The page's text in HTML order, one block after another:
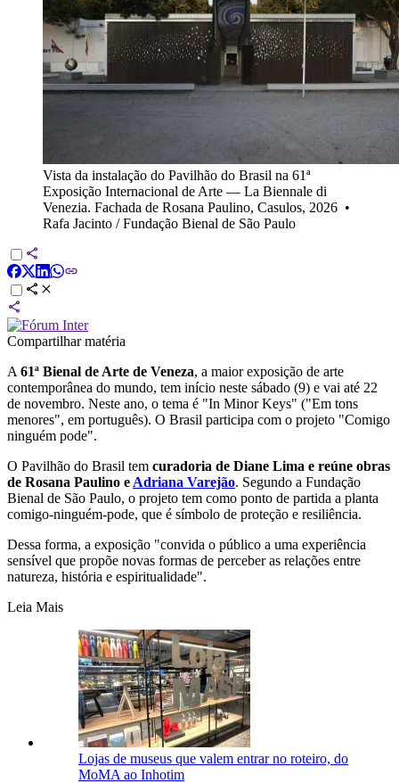
Vista da instalação do Pavilhão do Brasil na 61ª
Exposição Internacional de Arte — La Biennale di
Venezia. Fachada de Rosana Paulino, Casulos, 2026 •
Rafa Jacinto / Fundação Bienal de São Paulo
Compartilhar matéria
A 61ª Bienal de Arte de Veneza, a maior exposição de arte
contemporânea do mundo, tem início neste sábado (9) e vai até 22
de novembro. Neste ano, o tema é "In Minor Keys" ("Em tons
menores", em português). O Brasil participa com o projeto "Comigo
ninguém pode".
O Pavilhão do Brasil tem curadoria de Diane Lima e reúne obras
de Rosana Paulino e Adriana Varejão. Segundo a Fundação
Bienal de São Paulo, o projeto tem como ponto de partida a planta
comigo-ninguém-pode, que é símbolo de proteção e resiliência.
Dessa forma, a exposição "convida o público a uma experiência
sensível que propõe novas formas de perceber as relações entre
natureza, história e espiritualidade".
Leia Mais
Lojas de museus que valem entrar no roteiro, do
MoMA ao Inhotim